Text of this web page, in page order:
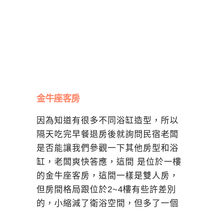
金牛座客房
因為知道有很多不同浴缸造型，所以
隔天吃完早餐退房後就詢問民宿老闆
是否能讓我們參觀一下其他房型和浴
缸，老闆爽快答應，這間 是位於一樓
的金牛座客房，這間一樣是雙人房，
但房間格局跟位於2~4樓有些許差別
的，小縮減了衛浴空間，但多了一個